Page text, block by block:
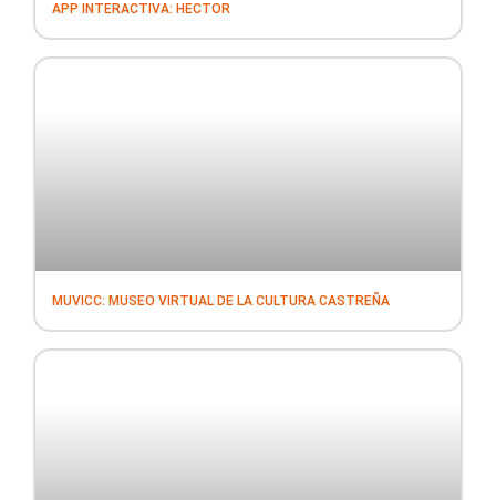
APP INTERACTIVA: HECTOR
MUVICC: MUSEO VIRTUAL DE LA CULTURA CASTREÑA